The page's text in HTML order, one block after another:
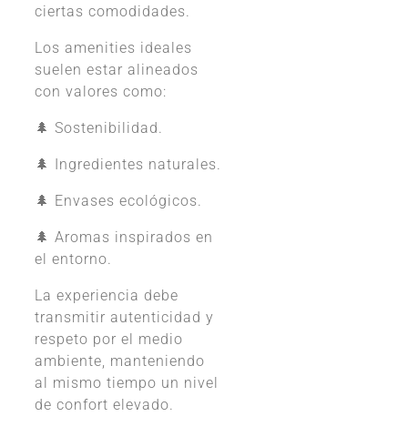
ciertas comodidades.
Los amenities ideales
suelen estar alineados
con valores como:
🌲 Sostenibilidad.
🌲 Ingredientes naturales.
🌲 Envases ecológicos.
🌲 Aromas inspirados en
el entorno.
La experiencia debe
transmitir autenticidad y
respeto por el medio
ambiente, manteniendo
al mismo tiempo un nivel
de confort elevado.